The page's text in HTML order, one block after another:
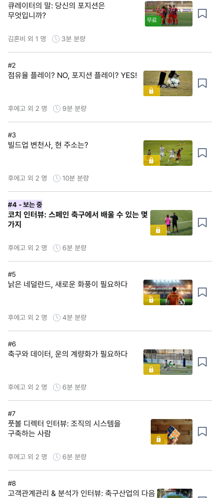
큐레이터의 말: 당신의 포지션은
무엇입니까?
무료
김혼비 외 1 명 3분 분량
#2
점유율 플레이? NO, 포지션 플레이? YES!
후에고 외 2 명 9분 분량
#3
빌드업 변천사, 현 주소는?
후에고 외 2 명 10분 분량
#4 - 보는 중
코치 인터뷰: 스페인 축구에서 배울 수 있는 몇
가지
후에고 외 2 명 6분 분량
#5
낡은 네덜란드, 새로운 화풍이 필요하다
후에고 외 2 명 4분 분량
#6
축구와 데이터, 운의 계량화가 필요하다
후에고 외 2 명 6분 분량
#7
풋볼 디렉터 인터뷰: 조직의 시스템을
구축하는 사람
후에고 외 2 명 6분 분량
#8
고객관계관리 & 분석가 인터뷰: 축구산업의 다음